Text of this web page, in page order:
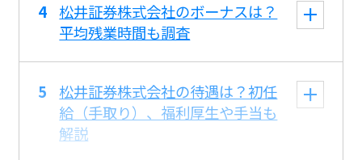
松井証券株式会社のボーナスは？
平均残業時間も調査
松井証券株式会社の待遇は？初任
給（手取り）、福利厚生や手当も
解説